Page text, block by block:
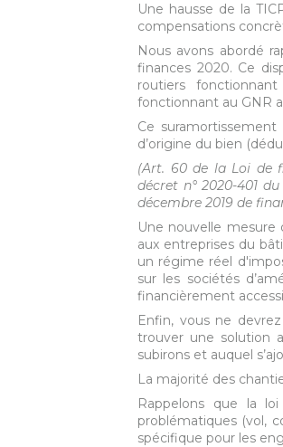
Une hausse de la
compensations
Nous avons abordé
finances 2020. Ce
routiers
fonctionnant au GNR
Ce
d’origine du bien
(Art. 60 de la Loi de
décret n° 2020-401
décembre 2019 de
Une nouvelle
aux entreprises du
un régime réel
sur les sociétés
financièrement
Enfin, vous ne
trouver une solution
subirons et auquel
La majorité des
Rappelons que la
problématiques (vol,
spécifique pour les